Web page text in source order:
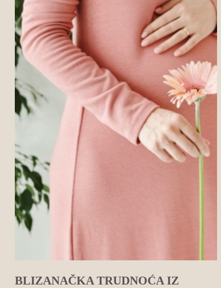
BLIZANAČKA TRUDNOĆA IZ